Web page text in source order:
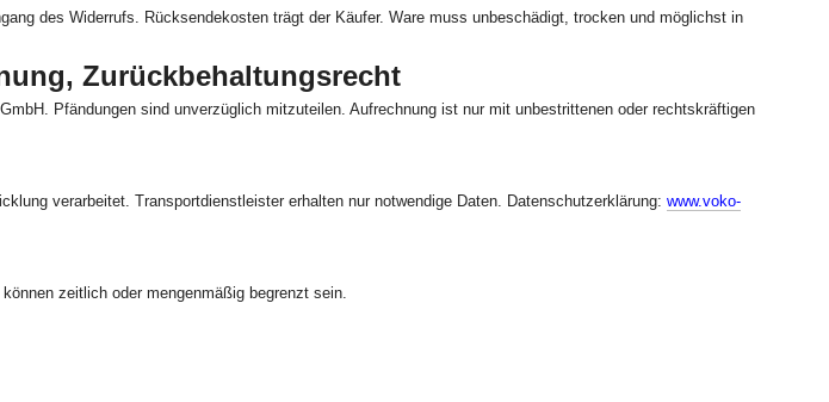
des Widerrufs. Rücksendekosten trägt der Käufer. Ware muss unbeschädigt, trocken und möglichst in
Zurückbehaltungsrecht
Pfändungen sind unverzüglich mitzuteilen. Aufrechnung ist nur mit unbestrittenen oder rechtskräftigen
verarbeitet. Transportdienstleister erhalten nur notwendige Daten. Datenschutzerklärung: www.voko-
zeitlich oder mengenmäßig begrenzt sein.